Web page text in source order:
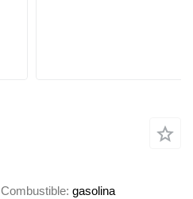
Combustible gasolina